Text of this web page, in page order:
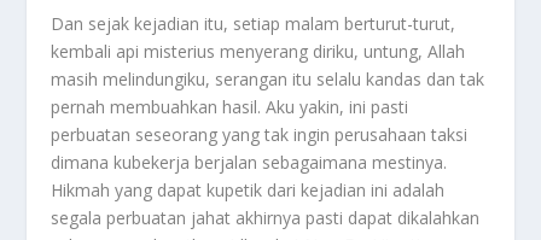
Dan sejak kejadian itu, setiap malam berturut-turut,
kembali api misterius menyerang diriku, untung, Allah
masih melindungiku, serangan itu selalu kandas dan tak
pernah membuahkan hasil. Aku yakin, ini pasti
perbuatan seseorang yang tak ingin perusahaan taksi
dimana kubekerja berjalan sebagaimana mestinya.
Hikmah yang dapat kupetik dari kejadian ini adalah
segala perbuatan jahat akhirnya pasti dapat dikalahkan